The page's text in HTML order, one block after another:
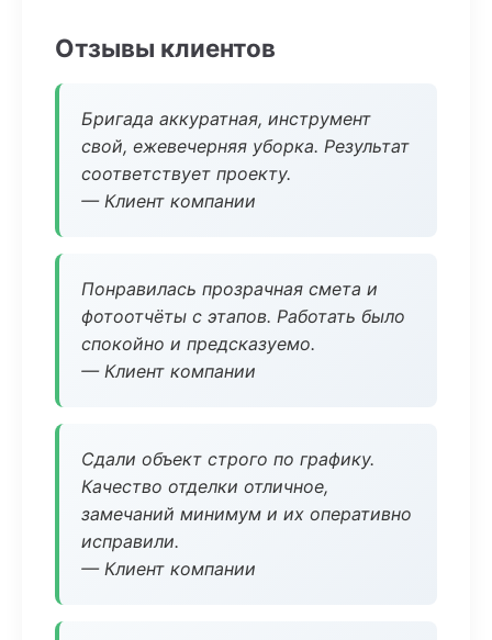
Отзывы клиентов
Бригада аккуратная, инструмент
свой, ежевечерняя уборка. Результат
соответствует проекту.
— Клиент компании
Понравилась прозрачная смета и
фотоотчёты с этапов. Работать было
спокойно и предсказуемо.
— Клиент компании
Сдали объект строго по графику.
Качество отделки отличное,
замечаний минимум и их оперативно
исправили.
— Клиент компании